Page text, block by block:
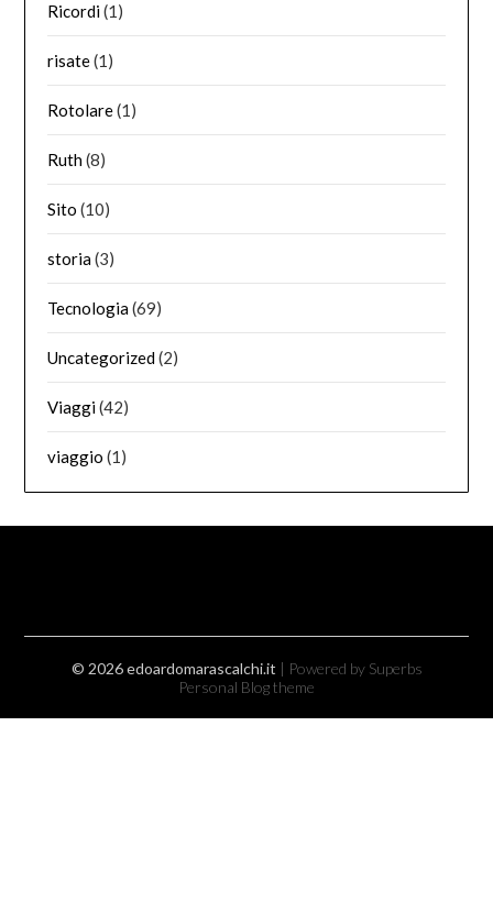
Ricordi(1)
risate(1)
Rotolare(1)
Ruth(8)
Sito (10)
storia(3)
Tecnologia(69)
Uncategorized(2)
Viaggi(42)
viaggio (1)
© 2026 edoardomarascalchi.it | Powered by Superbs
Personal Blog theme